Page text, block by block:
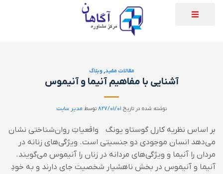
مقالات مفید, وبلاگ
آشنایی با مفاهیم آنیما و آنیموس
نوشته شده در تاریخ ۸۲۷/۰۱/۰۱ توسط مدیر سایت
بر اساس نظریه کارل گوستاو یونگ واقعیاتِ روان‌شناختی نشان
می‌دهد انسان موجودی دو جنسیتی است. ویژگی‌های زنانه در
مردان را آنیما و ویژگی‌های مردانه در زنان را آنیموس می‌گویند.
آنیما و آنیموس در بخش ناهشیار شخصیت جای دارند و به خودِ